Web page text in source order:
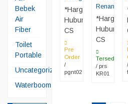
*Harga
Hubungi
CS
Pre
Order
/
pgnt02
Renang
*Harga
Hubungi
CS
Tersedia
/ prs
KR01
Bebek
Air
Fiber
Toilet
Portable
Uncategorized
Waterboom